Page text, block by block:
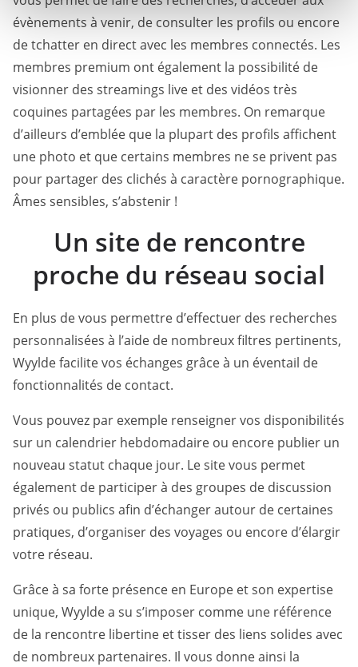
évènements à venir, de consulter les profils ou encore
de tchatter en direct avec les membres connectés. Les
membres premium ont également la possibilité de
visionner des streamings live et des vidéos très
coquines partagées par les membres. On remarque
d’ailleurs d’emblée que la plupart des profils affichent
une photo et que certains membres ne se privent pas
pour partager des clichés à caractère pornographique.
Âmes sensibles, s’abstenir !
Un site de rencontre
proche du réseau social
En plus de vous permettre d’effectuer des recherches
personnalisées à l’aide de nombreux filtres pertinents,
Wyylde facilite vos échanges grâce à un éventail de
fonctionnalités de contact.
Vous pouvez par exemple renseigner vos disponibilités
sur un calendrier hebdomadaire ou encore publier un
nouveau statut chaque jour. Le site vous permet
également de participer à des groupes de discussion
privés ou publics afin d’échanger autour de certaines
pratiques, d’organiser des voyages ou encore d’élargir
votre réseau.
Grâce à sa forte présence en Europe et son expertise
unique, Wyylde a su s’imposer comme une référence
de la rencontre libertine et tisser des liens solides avec
de nombreux partenaires. Il vous donne ainsi la